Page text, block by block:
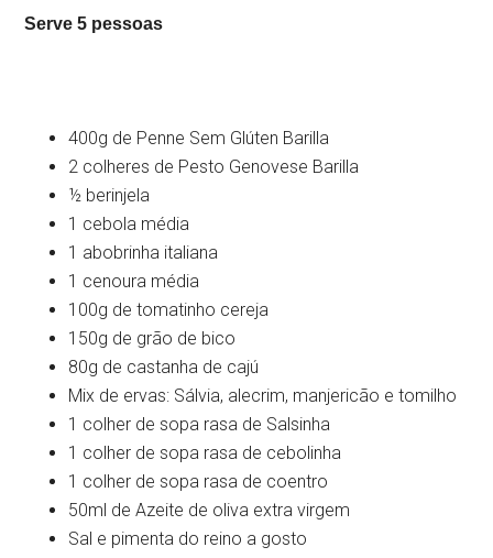
Serve 5 pessoas
400g de Penne Sem Glúten Barilla
2 colheres de Pesto Genovese Barilla
½ berinjela
1 cebola média
1 abobrinha italiana
1 cenoura média
100g de tomatinho cereja
150g de grão de bico
80g de castanha de cajú
Mix de ervas: Sálvia, alecrim, manjericão e tomilho
1 colher de sopa rasa de Salsinha
1 colher de sopa rasa de cebolinha
1 colher de sopa rasa de coentro
50ml de Azeite de oliva extra virgem
Sal e pimenta do reino a gosto